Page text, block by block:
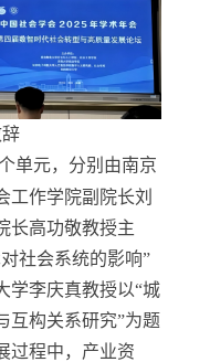
单元，分别由南京
工作学院副院长刘
长高功敬教授主
社会系统的影响”
学李庆真教授以“城
互构关系研究”为题
过程中，产业资